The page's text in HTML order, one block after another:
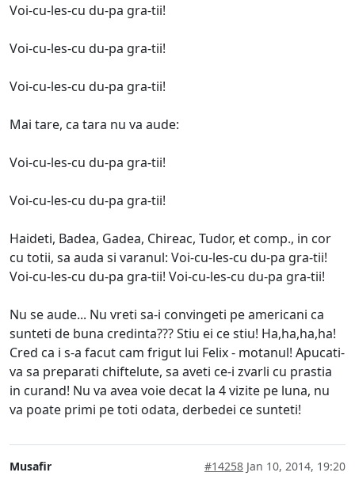
Voi-cu-les-cu du-pa gra-tii!
Voi-cu-les-cu du-pa gra-tii!
Voi-cu-les-cu du-pa gra-tii!
Mai tare, ca tara nu va aude:
Voi-cu-les-cu du-pa gra-tii!
Voi-cu-les-cu du-pa gra-tii!
Haideti, Badea, Gadea, Chireac, Tudor, et comp., in cor
cu totii, sa auda si varanul: Voi-cu-les-cu du-pa gra-tii!
Voi-cu-les-cu du-pa gra-tii! Voi-cu-les-cu du-pa gra-tii!
Nu se aude... Nu vreti sa-i convingeti pe americani ca
sunteti de buna credinta??? Stiu ei ce stiu! Ha,ha,ha,ha!
Cred ca i s-a facut cam frigut lui Felix - motanul! Apucati-
va sa preparati chiftelute, sa aveti ce-i zvarli cu prastia
in curand! Nu va avea voie decat la 4 vizite pe luna, nu
va poate primi pe toti odata, derbedei ce sunteti!
Musafir #14258 Jan 10, 2014, 19:20